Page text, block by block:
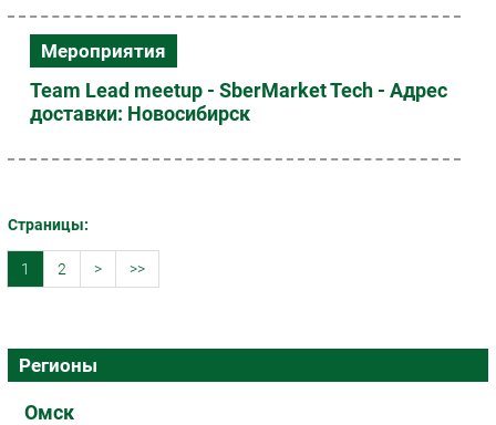
Мероприятия
Team Lead meetup - SberMarket Tech - Адрес
доставки: Новосибирск
Страницы:
1 2 > >>
Регионы
Омск